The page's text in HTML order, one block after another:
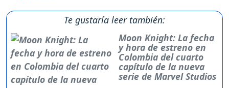
Te gustaría leer también:
Moon Knight: La fecha
y hora de estreno en
Colombia del cuarto
capítulo de la nueva
serie de Marvel Studios